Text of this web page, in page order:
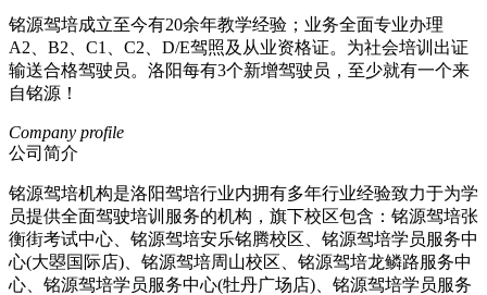
铭源驾培成立至今有20余年教学经验；业务全面专业办理
A2、B2、C1、C2、D/E驾照及从业资格证。为社会培训出证
输送合格驾驶员。洛阳每有3个新增驾驶员，至少就有一个来
自铭源！
Company profile
公司简介
铭源驾培机构是洛阳驾培行业内拥有多年行业经验致力于为学
员提供全面驾驶培训服务的机构，旗下校区包含：铭源驾培张
衡街考试中心、铭源驾培安乐铭腾校区、铭源驾培学员服务中
心(大曌国际店)、铭源驾培周山校区、铭源驾培龙鳞路服务中
心、铭源驾培学员服务中心(牡丹广场店)、铭源驾培学员服务